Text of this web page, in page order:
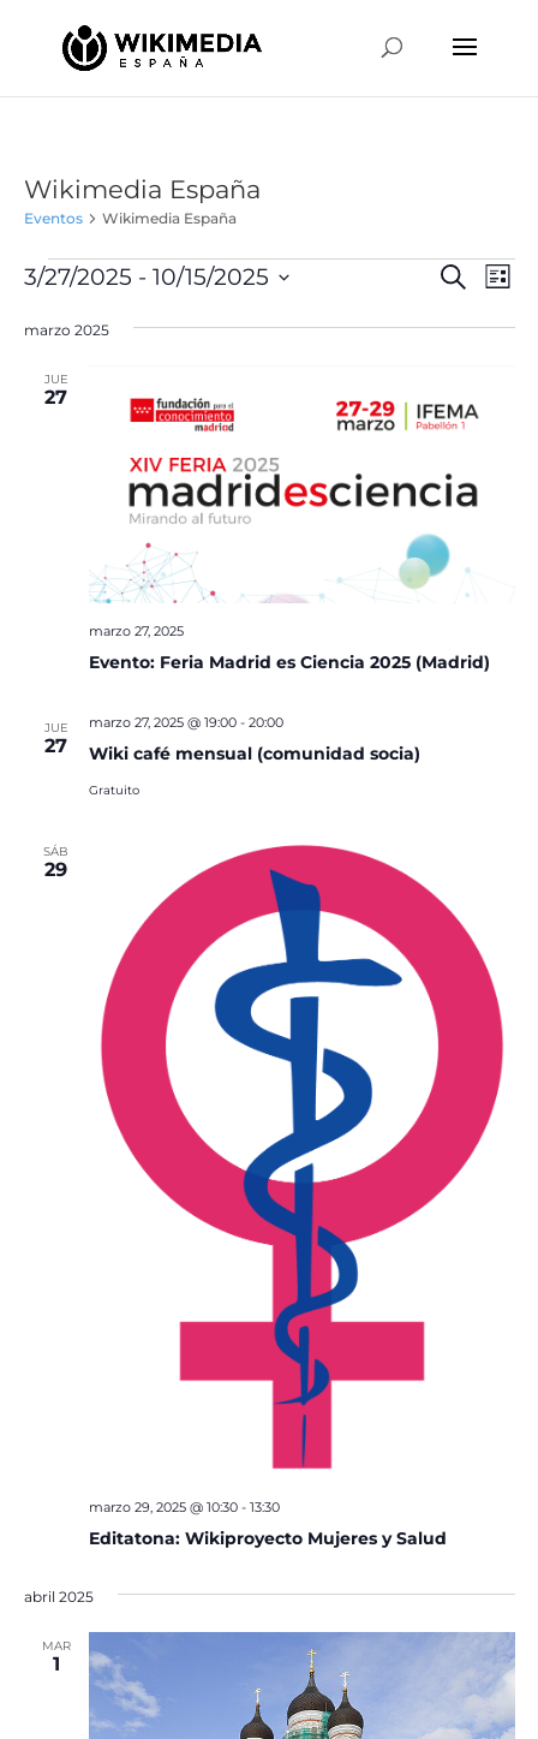
Wikimedia España
Eventos Wikimedia España
Eventos
vistas
de
Buscar
de
Lista
3/27/2025 - 10/15/2025
la
marzo 2025
JUE
27
Evento: Feria Madrid es Ciencia 2025 (Madrid)
marzo 27, 2025
JUE
27 Wiki café mensual (comunidad socia)
marzo 27, 2025 @ 19:00- 20:00
Gratuito
SÁB
29
Editatona: Wikiproyecto Mujeres y Salud
marzo 29, 2025 @ 10:30- 13:30
abril 2025
MAR
1